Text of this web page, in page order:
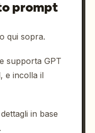
| Tutto
prompt
qui sopra.
supporta GPT
e incolla il
in base